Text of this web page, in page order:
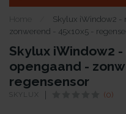
Home
Skylux iWindow2 -
zonwerend - 45x10x5 -
Skylux iWindow2
opengaand -
regensensor
SKYLUX (0)